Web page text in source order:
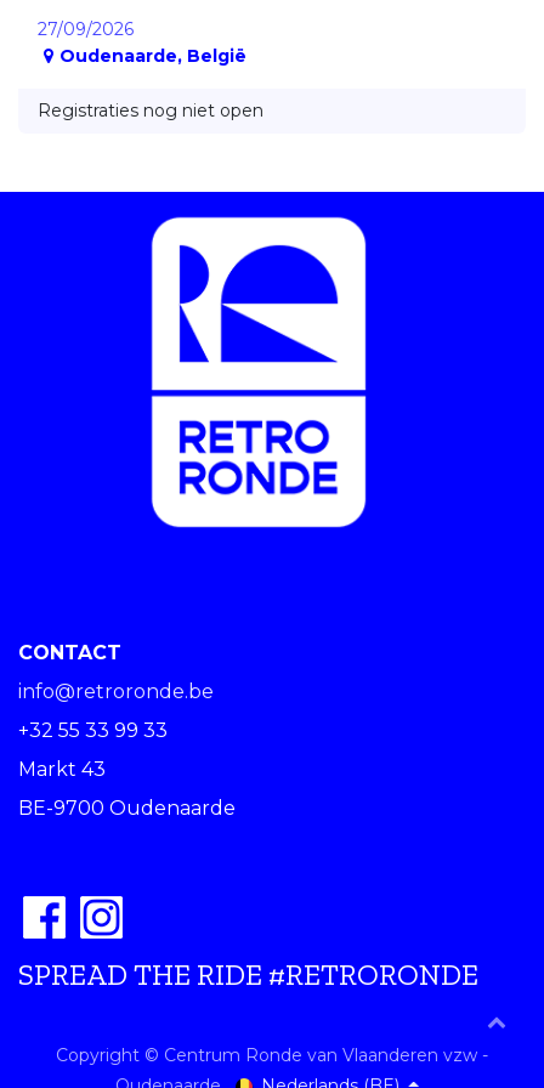
27/09/2026
Oudenaarde, België
Registraties nog niet open
CONTACT
info@retroronde.be
+32 55 33 99 33
Markt 43
BE-9700 Oudenaarde
SPREAD THE RIDE #RETRORONDE
Copyright © Centrum Ronde van Vlaanderen vzw -